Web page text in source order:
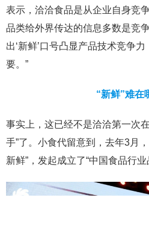
表示，洽洽食品是从企业自身竞
品类给外界传达的信息多数是竞
出‘新鲜’口号凸显产品技术竞争
要。”
“新鲜”难在
事实上，这已经不是洽洽第一次
手”了。小食代留意到，去年3月
新鲜”，发起成立了“中国食品行业